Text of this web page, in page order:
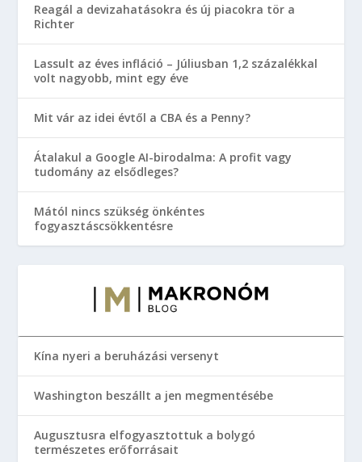
Reagál a devizahatásokra és új piacokra tör a
Richter
Lassult az éves infláció – Júliusban 1,2 százalékkal
volt nagyobb, mint egy éve
Mit vár az idei évtől a CBA és a Penny?
Átalakul a Google AI-birodalma: A profit vagy
tudomány az elsődleges?
Mától nincs szükség önkéntes
fogyasztáscsökkentésre
Kína nyeri a beruházási versenyt
Washington beszállt a jen megmentésébe
Augusztusra elfogyasztottuk a bolygó
természetes erőforrásait